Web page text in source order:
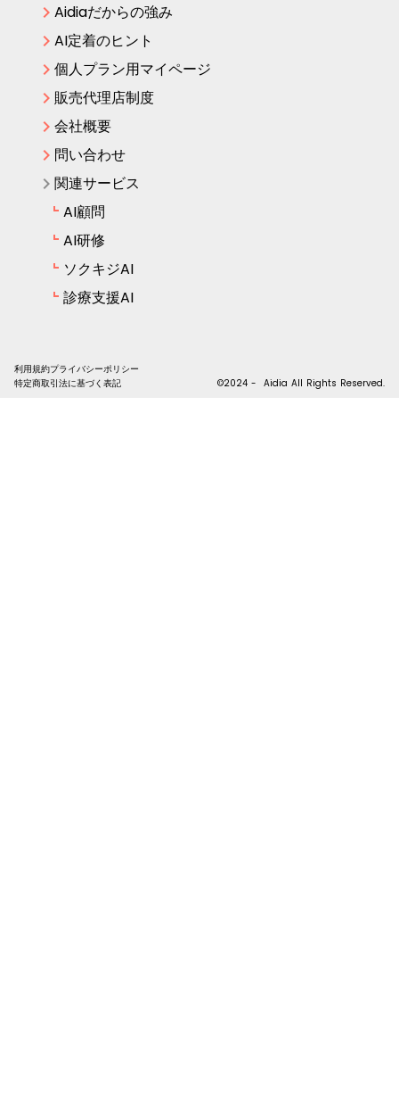
keyboard_arrow_rightAidiaだからの強み
keyboard_arrow_rightAI定着のヒント
keyboard_arrow_right個人プラン用マイページ
keyboard_arrow_right販売代理店制度
keyboard_arrow_right会社概要
keyboard_arrow_right問い合わせ
keyboard_arrow_right関連サービス
AI顧問
AI研修
ソクキジAI
診療支援AI
利用規約プライバシーポリシー
特定商取引法に基づく表記
©2024 - Aidia All Rights Reserved.